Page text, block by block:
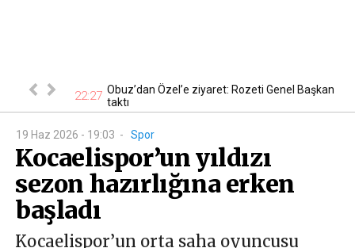
ucuzu 115 22:27 Obuz’dan Özel’e ziyaret: Rozeti Genel Başkan
taktı
19 Haz 2026 - 19:03 - Spor
Kocaelispor’un yıldızı
sezon hazırlığına erken
başladı
Kocaelispor’un orta saha oyuncusu